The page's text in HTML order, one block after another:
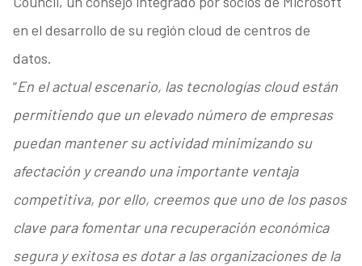
en el desarrollo de su región cloud de centros de
datos.
“En el actual escenario, las tecnologías cloud están
permitiendo que un elevado número de empresas
puedan mantener su actividad minimizando su
afectación y creando una importante ventaja
competitiva, por ello, creemos que uno de los pasos
clave para fomentar una recuperación económica
segura y exitosa es dotar a las organizaciones de la